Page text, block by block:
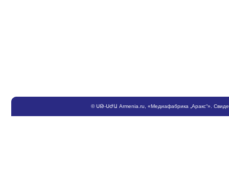
©ՍԹ-ՍԺԱ Armenia.ru , «Медиафабрика „Аракс“».